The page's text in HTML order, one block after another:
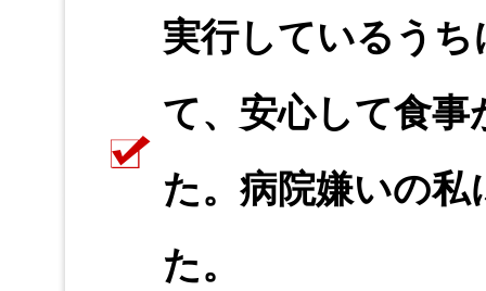
実行しているう
て、安心して食
た。病院嫌いの
た。